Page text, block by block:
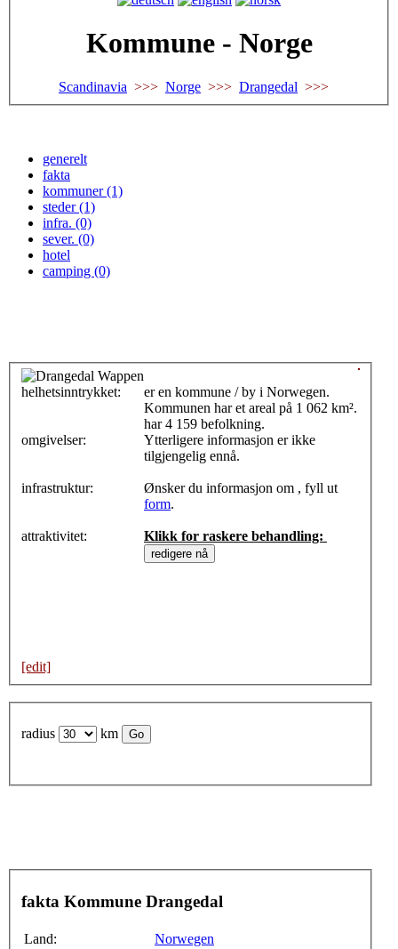
Kommune - Norge
Scandinavia >>> Norge >>> Drangedal
generelt
fakta
kommuner (1)
steder (1)
infra. (0)
sever. (0)
hotel
camping (0)
helhetsinntrykket:
omgivelser:
infrastruktur:
attraktivitet:
er en kommune / by i Norwegen.
Kommunen har et areal på 1 062 km².
har 4 159 befolkning.
Ytterligere informasjon er ikke
tilgjengelig ennå.
Ønsker du informasjon om , fyll ut
form.
Klikk for raskere behandling:
[edit]
radius km
fakta Kommune Drangedal
Land:
Norwegen